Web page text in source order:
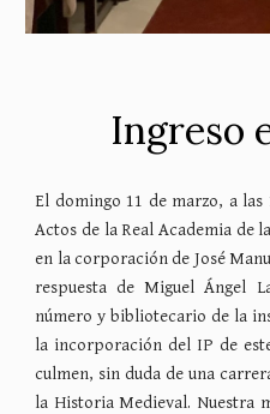
Ingreso
El domingo 11 de marzo, a
Actos de la Real Academia de
en la corporación de José
respuesta de Miguel Ángel
número y bibliotecario de la
la incorporación del IP de
culmen, sin duda de una
la Historia Medieval. Nuestra